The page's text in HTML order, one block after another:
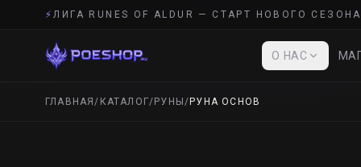
⚡ЛИГА RUNES OF ALDUR — СТАРТ НОВОГО
О НАС
ГЛАВНАЯ/ КАТАЛОГ/ РУНЫ/ РУНА ОСНОВ